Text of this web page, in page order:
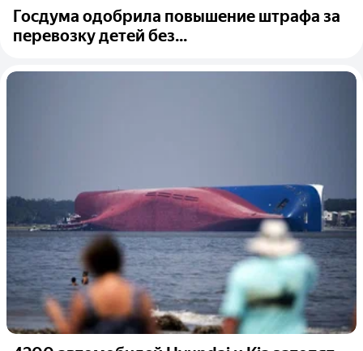
Госдума одобрила повышение штрафа за
перевозку детей без...